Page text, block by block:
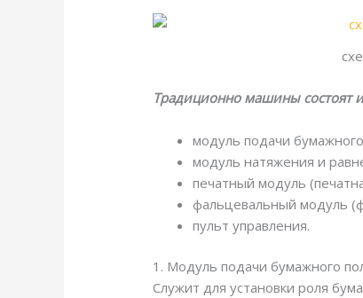
Традиционно машины состоят
модуль подачи
модуль натяжения и
печатный модуль
фальцевальный модуль
пульт управления.
1. Модуль подачи бумажного
Служит для установки роля